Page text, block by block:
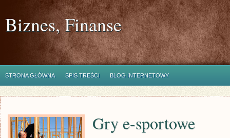
Biznes, Finanse
STRONA GŁÓWNA SPIS TREŚCI BLOG INTERNETOWY
Gry e-sportowe